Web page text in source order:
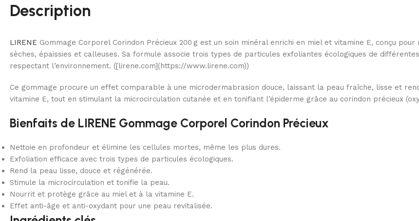
Description
LIRENE Gommage Corporel Corindon Précieux 200 g est un soin minéral enrichi en miel et vitamine E, conçu
sèches, épaissies et calleuses. Sa formule associe trois types de particules exfoliantes écologiques de
respectant l’environnement. ([lirene.com](https://www.lirene.com))
Ce gommage procure un effet comparable à une microdermabrasion douce, laissant la peau fraîche, lisse et
vitamine E, tout en stimulant la microcirculation cutanée et en tonifiant l’épiderme grâce au corindon précieux
Bienfaits de LIRENE Gommage Corporel Corindon Précieux
Nettoie en profondeur et élimine les cellules mortes, même les plus dures.
Exfoliation efficace avec trois types de particules écologiques.
Rend la peau lisse, douce et régénérée.
Stimule la microcirculation et tonifie la peau.
Nourrit et protège grâce au miel et à la vitamine E.
Effet anti-âge et anti-oxydant pour une peau revitalisée.